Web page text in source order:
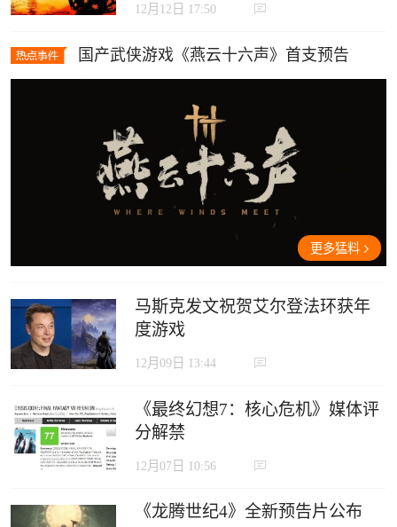
12月12日 17:50
国产武侠游戏《燕云十六声》首支预告
更多猛料
马斯克发文祝贺艾尔登法环获年
度游戏
12月09日 13:44
《最终幻想7：核心危机》媒体评
分解禁
12月07日 10:56
《龙腾世纪4》全新预告片公布